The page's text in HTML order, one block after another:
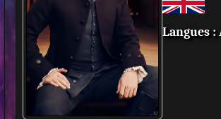
Langues :